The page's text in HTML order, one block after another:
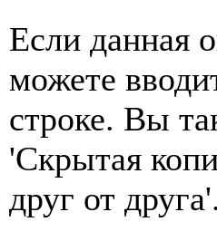
Если данная
можете
строке. Вы
'Скрытая
друг от друга'.